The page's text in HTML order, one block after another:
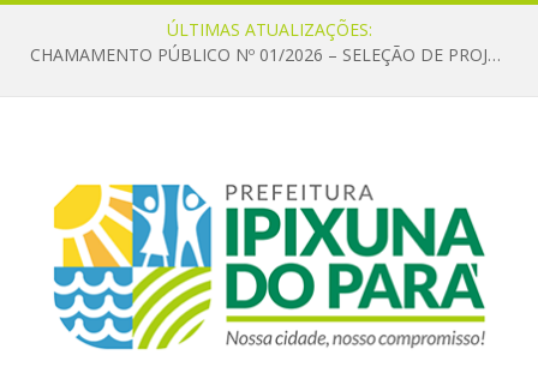
ÚLTIMAS ATUALIZAÇÕES:
CHAMAMENTO PÚBLICO Nº 01/2026 – SELEÇÃO DE PROJETOS PARA FIRMAR TERMO DE EXECUÇÃO CULTURAL COM RECURSOS DA POLÍTICA NACIONAL ALDIR BLANC DE FOMENTO À CULTURA – PNAB (LEI Nº 14.399/2022)